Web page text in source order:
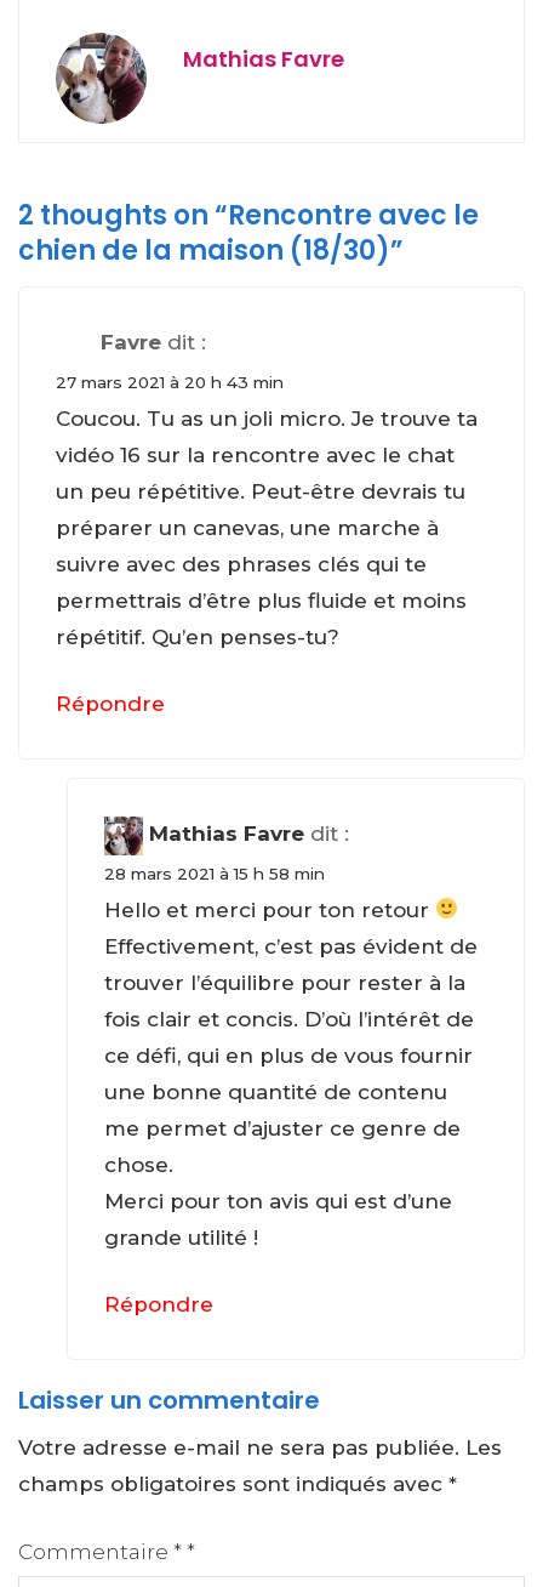
Mathias Favre
2 thoughts on “Rencontre avec le
chien de la maison (18/30)”
Favre dit :
27 mars 2021 à 20 h 43 min
Coucou. Tu as un joli micro. Je trouve ta
vidéo 16 sur la rencontre avec le chat
un peu répétitive. Peut-être devrais tu
préparer un canevas, une marche à
suivre avec des phrases clés qui te
permettrais d’être plus fluide et moins
répétitif. Qu’en penses-tu?
Répondre
Mathias Favre dit :
28 mars 2021 à 15 h 58 min
Hello et merci pour ton retour
Effectivement, c’est pas évident de
trouver l’équilibre pour rester à la
fois clair et concis. D’où l’intérêt de
ce défi, qui en plus de vous fournir
une bonne quantité de contenu
me permet d’ajuster ce genre de
chose.
Merci pour ton avis qui est d’une
grande utilité !
Répondre
Laisser un commentaire
Votre adresse e-mail ne sera pas publiée. Les
champs obligatoires sont indiqués avec *
Commentaire * *